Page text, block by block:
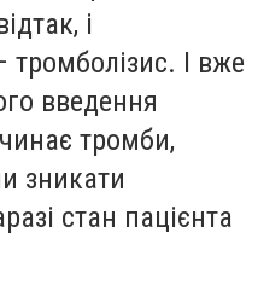
і
тромболізис. І вже
введення
тромби,
зникати
стан пацієнта